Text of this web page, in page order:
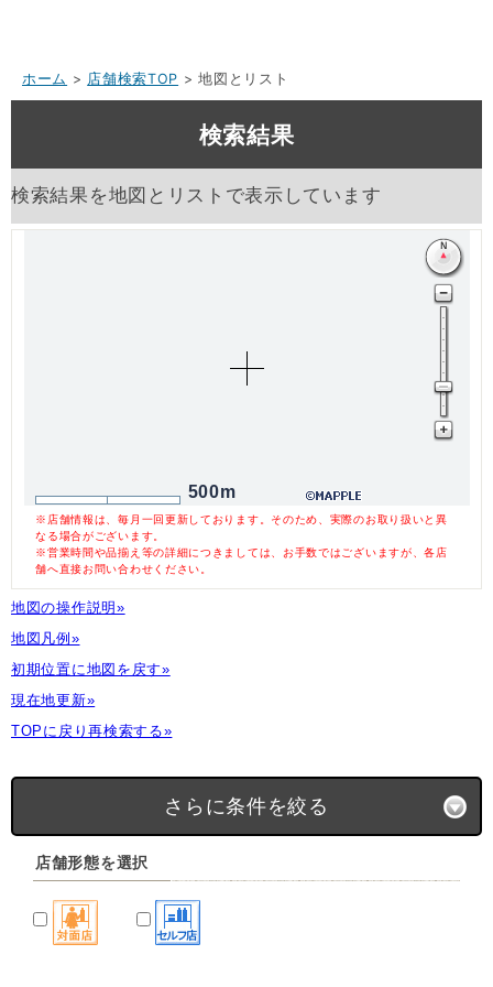
ホーム > 店舗検索TOP > 地図とリスト
検索結果
検索結果を地図とリストで表示しています
500m
※店舗情報は、毎月一回更新しております。そのため、実際のお取り扱いと異
なる場合がございます。
※営業時間や品揃え等の詳細につきましては、お手数ではございますが、各店
舗へ直接お問い合わせください。
地図の操作説明»
地図凡例»
初期位置に地図を戻す»
現在地更新»
TOPに戻り再検索する»
さらに条件を絞る
店舗形態を選択